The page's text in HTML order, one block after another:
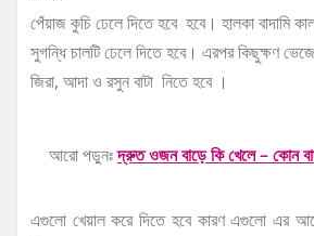
পেঁয়াজ কুচি ঢেলে দিতে হবে হবে। হালকা বাদামি
সুগন্ধি চালটি ঢেলে দিতে হবে। এরপর কিছুক্ষণ
জিরা, আদা ও রসুন বাটা নিতে হবে ।
আরো পড়ুনঃদ্রুত ওজন বাড়ে কি খেলে – কোন
এগুলো খেয়াল করে দিতে হবে কারণ এগুলো এর